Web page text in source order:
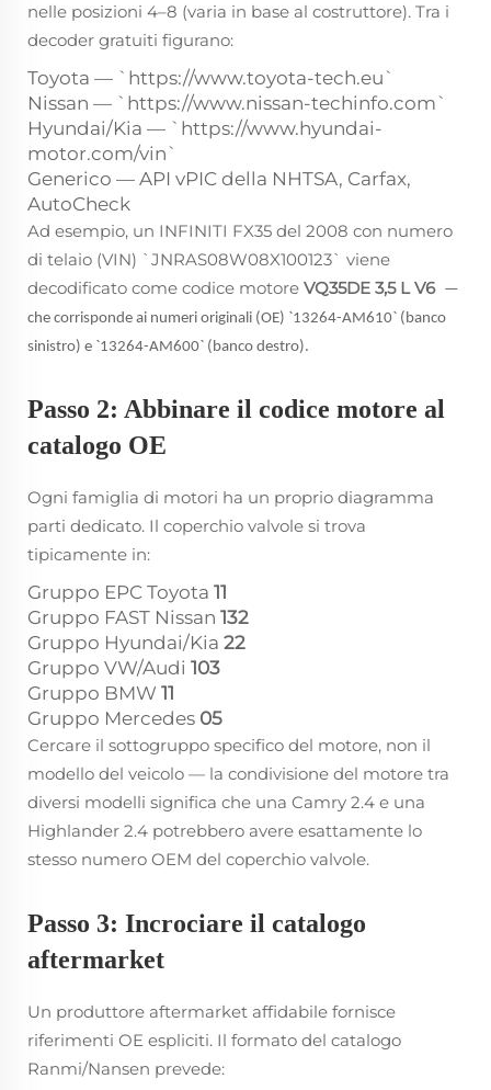
nelle posizioni 4–8 (varia in base al costruttore). Tra i
decoder gratuiti figurano:
Toyota — `https://www.toyota-tech.eu`
Nissan — `https://www.nissan-techinfo.com`
Hyundai/Kia — `https://www.hyundai-
motor.com/vin`
Generico — API vPIC della NHTSA, Carfax,
AutoCheck
Ad esempio, un INFINITI FX35 del 2008 con numero
di telaio (VIN) `JNRAS08W08X100123` viene
decodificato come codice motore VQ35DE 3,5 L V6 —
che corrisponde ai numeri originali (OE) `13264-AM610` (banco
sinistro) e `13264-AM600` (banco destro).
Passo 2: Abbinare il codice motore al
catalogo OE
Ogni famiglia di motori ha un proprio diagramma
parti dedicato. Il coperchio valvole si trova
tipicamente in:
Gruppo EPC Toyota 11
Gruppo FAST Nissan 132
Gruppo Hyundai/Kia 22
Gruppo VW/Audi 103
Gruppo BMW 11
Gruppo Mercedes 05
Cercare il sottogruppo specifico del motore, non il
modello del veicolo — la condivisione del motore tra
diversi modelli significa che una Camry 2.4 e una
Highlander 2.4 potrebbero avere esattamente lo
stesso numero OEM del coperchio valvole.
Passo 3: Incrociare il catalogo
aftermarket
Un produttore aftermarket affidabile fornisce
riferimenti OE espliciti. Il formato del catalogo
Ranmi/Nansen prevede: